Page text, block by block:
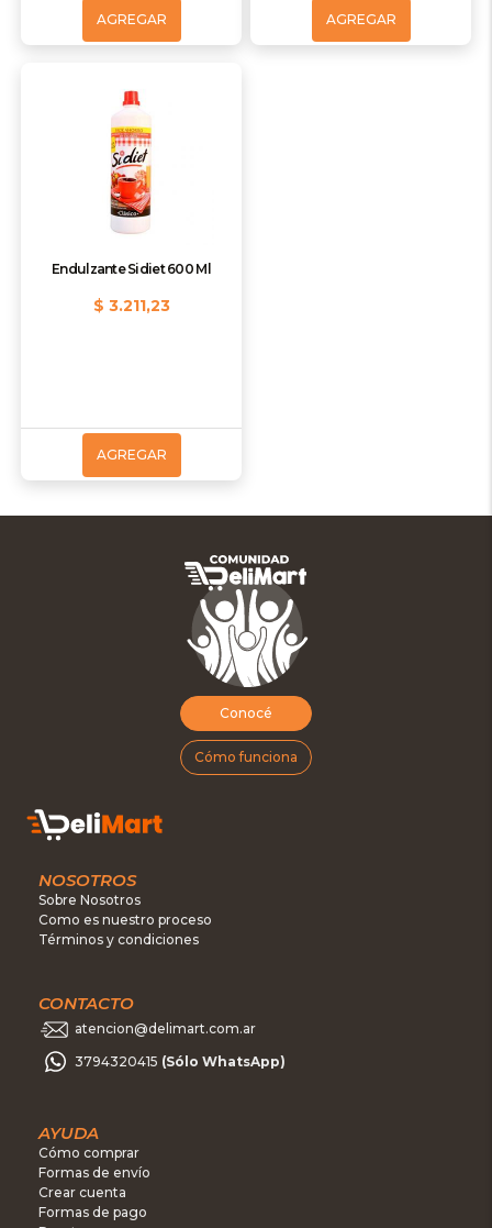
AGREGAR AGREGAR
Endulzante Sidiet 600 Ml
$ 3.211,23
AGREGAR
Conocé
Cómo funciona
NOSOTROS
Sobre Nosotros
Como es nuestro proceso
Términos y condiciones
CONTACTO
atencion@delimart.com.ar
3794320415 (Sólo WhatsApp)
AYUDA
Cómo comprar
Formas de envío
Crear cuenta
Formas de pago